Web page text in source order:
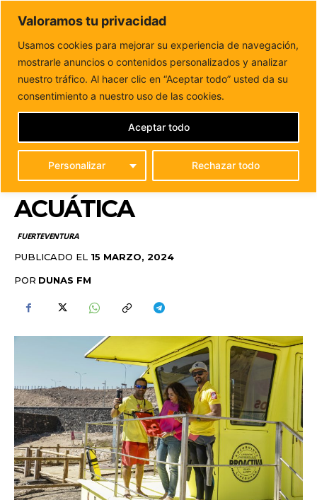
Valoramos tu privacidad
Usamos cookies para mejorar su experiencia de navegación,
mostrarle anuncios o contenidos personalizados y analizar
nuestro tráfico. Al hacer clic en “Aceptar todo” usted da su
consentimiento a nuestro uso de las cookies.
Personalizar Rechazar todo
Aceptar todo
DUNAS FM
Tu informacion de forma cercana
Inicio FUERTEVENTURA
Puerto del Rosario recibe
veintisiete dispositivos de ayuda a la flotación acuática
PUERTO DEL ROSARIO
RECIBE VEINTISIETE
DISPOSITIVOS DE AYUDA
A LA FLOTACIÓN
ACUÁTICA
FUERTEVENTURA
PUBLICADO EL 15 MARZO, 2024
POR DUNAS FM